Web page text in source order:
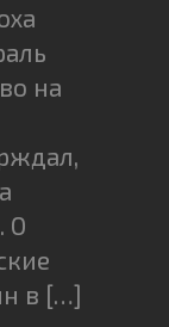
на
О
в […]